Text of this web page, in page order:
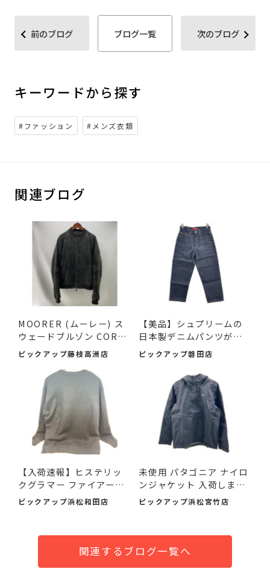
前のブログ ブログ一覧 次のブログ
キーワードから探す
#ファッション #メンズ衣類
関連ブログ
MOORER (ムーレー) ス
ウェードブルゾン COREL
I-UR ...
ピックアップ藤枝高洲店
【美品】シュプリームの
日本製デニムパンツが入
荷...
ピックアップ磐田店
【入荷速報】ヒステリッ
クグラマー ファイアーベ
ア...
ピックアップ浜松和田店
未使用 パタゴニア ナイロ
ンジャケット 入荷しまし
た♪
ピックアップ浜松宮竹店
関連するブログ一覧へ